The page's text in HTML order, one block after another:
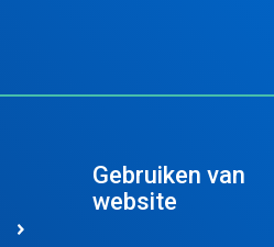
Gebruiken van
website